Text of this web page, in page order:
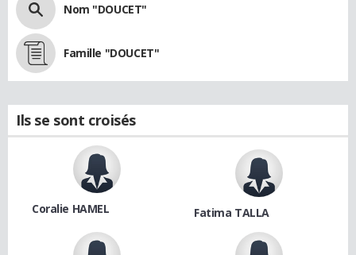
Nom "DOUCET"
Famille "DOUCET"
Ils se sont croisés
Coralie HAMEL Fatima TALLA